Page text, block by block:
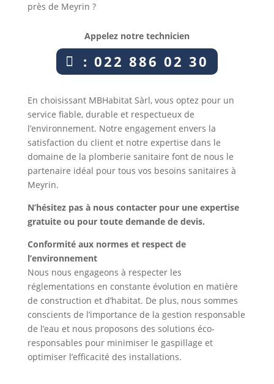
près de Meyrin ?
Appelez notre technicien
: 022 886 02 30
En choisissant MBHabitat Sàrl, vous optez pour un
service fiable, durable et respectueux de
l’environnement. Notre engagement envers la
satisfaction du client et notre expertise dans le
domaine de la plomberie sanitaire font de nous le
partenaire idéal pour tous vos besoins sanitaires à
Meyrin.
N’hésitez pas à nous contacter pour une expertise
gratuite ou pour toute demande de devis.
Conformité aux normes et respect de
l’environnement
Nous nous engageons à respecter les
réglementations en constante évolution en matière
de construction et d’habitat. De plus, nous sommes
conscients de l’importance de la gestion responsable
de l’eau et nous proposons des solutions éco-
responsables pour minimiser le gaspillage et
optimiser l’efficacité des installations.